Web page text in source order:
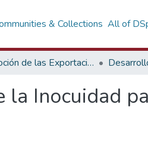
& Collections All of
Promoción de las Exportaciones
la Inocuidad